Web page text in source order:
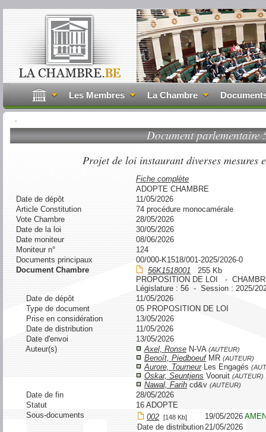
Les Membres La Chambre
.
Document parlementaire
Projet de loi instaurant diverses mesures
Fiche complète
ADOPTE CHAMBRE
Date de dépôt
11/05/2026
Article Constitution
74 procédure monocamérale
Vote Chambre
28/05/2026
Date de la loi
30/05/2026
Date moniteur
08/06/2026
Moniteur n°
124
Documents principaux
00/000-K1518/001-2025/2026-0
Document Chambre
56K1518001 255 Kb
PROPOSITION DE LOI -
Législature : 56 - Session : 2025/
Date de dépôt
11/05/2026
Type de document
05 PROPOSITION DE LOI
Prise en considération
13/05/2026
Date de distribution
11/05/2026
Date d'envoi
13/05/2026
Auteur(s)
Axel, Ronse N-VA (AUTEUR)
Benoît, PiedboeufMR (AUTEUR)
Aurore, TourneurLes Engagés
Oskar, Seuntjens Vooruit (AUTEUR)
Nawal, Farih cd&v (AUTEUR)
Date de fin
28/05/2026
Statut
16 ADOPTE
Sous-documents
002 [148 Kb] 19/05/2026
Date de distribution21/05/2026